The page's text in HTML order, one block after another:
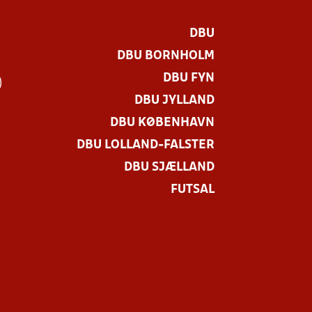
DBU
DBU BORNHOLM
DBU FYN
DBU JYLLAND
DBU KØBENHAVN
DBU LOLLAND-FALSTER
DBU SJÆLLAND
FUTSAL